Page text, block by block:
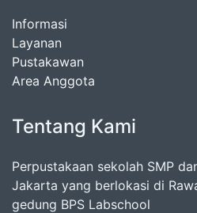
Informasi
Layanan
Pustakawan
Area Anggota
Tentang Kami
Perpustakaan sekolah SMP
Jakarta yang berlokasi di
gedung BPS Labschool